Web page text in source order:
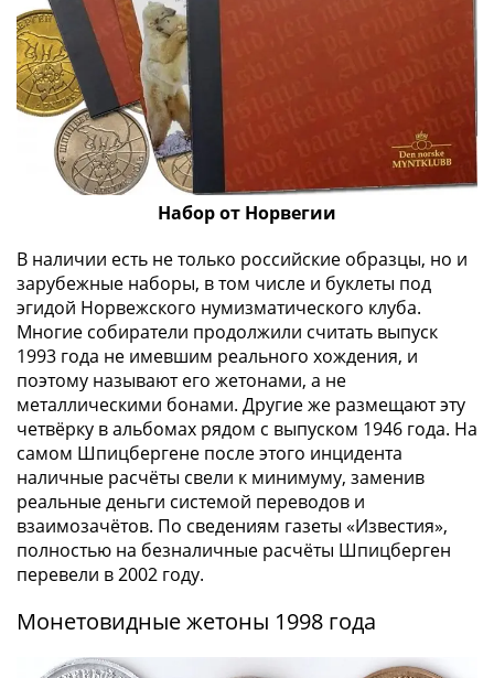
Набор от Норвегии
В наличии есть не только российские образцы, но и
зарубежные наборы, в том числе и буклеты под
эгидой Норвежского нумизматического клуба.
Многие собиратели продолжили считать выпуск
1993 года не имевшим реального хождения, и
поэтому называют его жетонами, а не
металлическими бонами. Другие же размещают эту
четвёрку в альбомах рядом с выпуском 1946 года. На
самом Шпицбергене после этого инцидента
наличные расчёты свели к минимуму, заменив
реальные деньги системой переводов и
взаимозачётов. По сведениям газеты «Известия»,
полностью на безналичные расчёты Шпицберген
перевели в 2002 году.
Монетовидные жетоны 1998 года